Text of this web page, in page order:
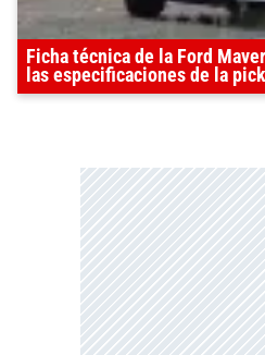
Ficha técnica de la Ford
las especificaciones de la